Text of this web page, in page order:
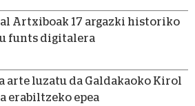
Artxiboak 17 argazki historiko
funts digitalera
arte luzatu da Galdakaoko Kirol
erabiltzeko epea